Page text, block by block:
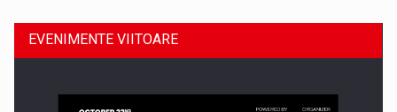
EVENIMENTE VIITOARE